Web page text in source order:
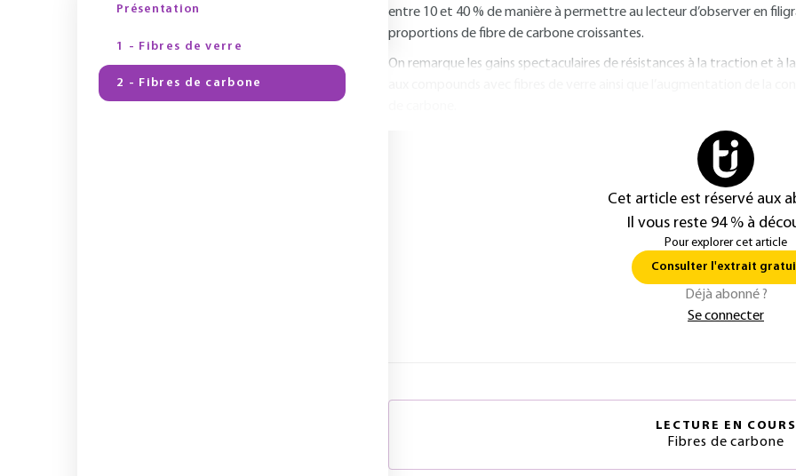
Présentation
1 - Fibres de verre
2 - Fibres de carbone
entre 10 et 40 % de manière à permettre au lecteur d’observer en
proportions de fibre de carbone croissantes.
On remarque les gains spectaculaires de résistances à la traction et
Cet article est réservé aux
Il vous reste 94 % à
Pour explorer cet article
Consulter l'extrait
Déjà abonné ?
Se connecter
LECTURE EN COURS
Fibres de carbone